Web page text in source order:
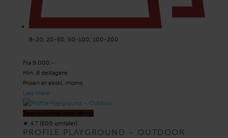
8-20, 20-50, 50-100, 100-200
Fra 9.000,-
Min. 8 deltagere
Prisen er ekskl. moms
Læs mere
Teambuilding med læring
★ 4,7 (500 omtaler)
PROFILE PLAYGROUND – OUTDOOR